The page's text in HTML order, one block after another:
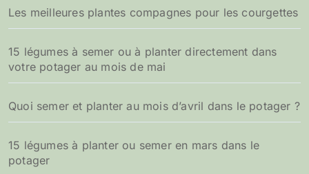
Les meilleures plantes compagnes pour les courgettes
15 légumes à semer ou à planter directement dans
votre potager au mois de mai
Quoi semer et planter au mois d’avril dans le potager ?
15 légumes à planter ou semer en mars dans le
potager